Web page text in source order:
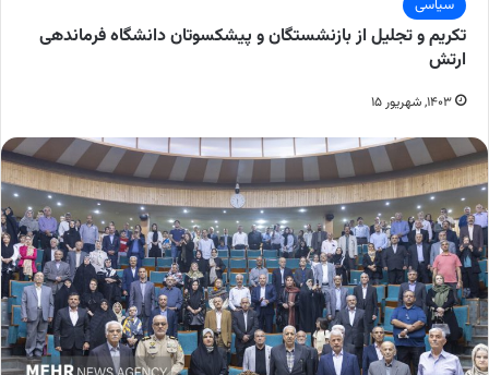
سیاسی
تکریم و تجلیل از بازنشستگان و پیشکسوتان دانشگاه فرماندهی
ارتش
۱۴۰۳, شهریور ۱۵